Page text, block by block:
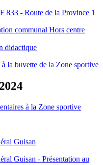
833 - Route de la Province 1
communal Hors centre
didactique
la buvette de la Zone sportive
à la Zone sportive
Guisan
Guisan - Présentation au